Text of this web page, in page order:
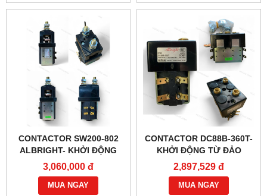
CONTACTOR SW200-802
ALBRIGHT- KHỞI ĐỘNG
TỪ 80V400A
3,060,000 đ
MUA NGAY
CONTACTOR DC88B-360T-
KHỞI ĐỘNG TỪ ĐẢO
CHIỀU ĐỘNG CƠ 48V100A
2,897,529 đ
MUA NGAY